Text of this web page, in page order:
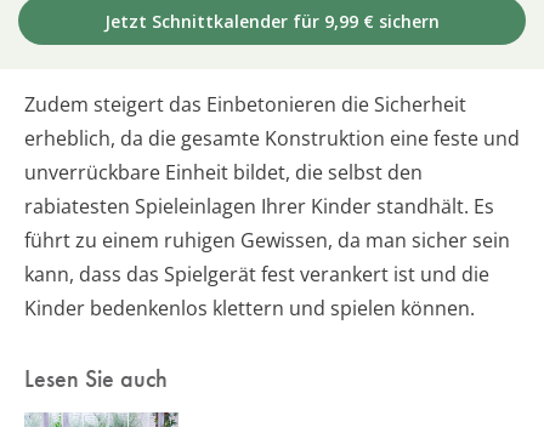
Jetzt Schnittkalender für 9,99 € sichern
Zudem steigert das Einbetonieren die Sicherheit
erheblich, da die gesamte Konstruktion eine feste und
unverrückbare Einheit bildet, die selbst den
rabiatesten Spieleinlagen Ihrer Kinder standhält. Es
führt zu einem ruhigen Gewissen, da man sicher sein
kann, dass das Spielgerät fest verankert ist und die
Kinder bedenkenlos klettern und spielen können.
Lesen Sie auch